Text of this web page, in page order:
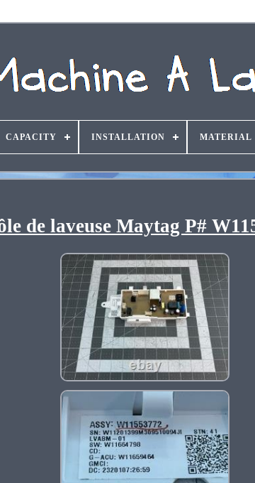
CAPACITY INSTALLATION MATERIAL
de laveuse Maytag P#